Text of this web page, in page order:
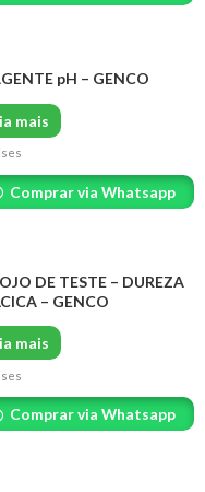
pH – GENCO
mais
Comprar via Whatsapp
DE TESTE – DUREZA
– GENCO
mais
Comprar via Whatsapp